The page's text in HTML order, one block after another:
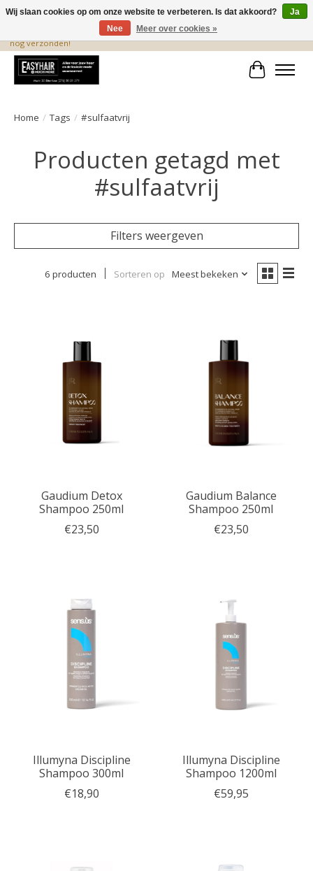
De beste produkten staan hier! Voor 15.00 uur besteld, wordt dezelfde dag
nog verzonden!
Home / Tags / #sulfaatvrij
Producten getagd met
#sulfaatvrij
Filters weergeven
6 producten Sorteren op Meest bekeken
Gaudium Detox
Shampoo 250ml
€23,50
Gaudium Balance
Shampoo 250ml
€23,50
Illumyna Discipline
Shampoo 300ml
€18,90
Illumyna Discipline
Shampoo 1200ml
€59,95
Wij slaan cookies op om onze website te verbeteren. Is dat akkoord?
Ja
Nee
Meer over cookies »